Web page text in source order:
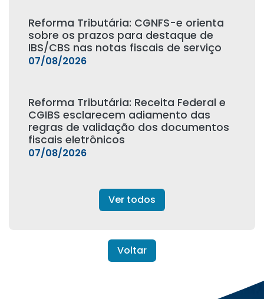
Reforma Tributária: CGNFS-e orienta
sobre os prazos para destaque de
IBS/CBS nas notas fiscais de serviço
07/08/2026
Reforma Tributária: Receita Federal e
CGIBS esclarecem adiamento das
regras de validação dos documentos
fiscais eletrônicos
07/08/2026
Ver todos
Voltar